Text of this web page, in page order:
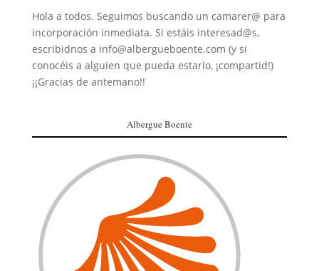
Hola a todos. Seguimos buscando un camarer@ para
incorporación inmediata. Si estáis interesad@s,
escribidnos a info@albergueboente.com (y si
conocéis a alguien que pueda estarlo, ¡compartid!)
¡¡Gracias de antemano!!
Albergue Boente